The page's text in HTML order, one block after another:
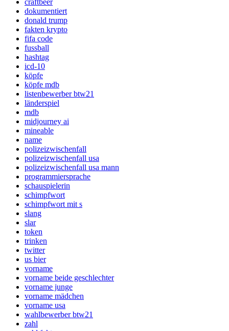
craftbeer
dokumentiert
donald trump
fakten krypto
fifa code
fussball
hashtag
icd-10
köpfe
köpfe mdb
listenbewerber btw21
länderspiel
mdb
midjourney ai
mineable
name
polizeizwischenfall
polizeizwischenfall usa
polizeizwischenfall usa mann
programmiersprache
schauspielerin
schimpfwort
schimpfwort mit s
slang
slar
token
trinken
twitter
us bier
vorname
vorname beide geschlechter
vorname junge
vorname mädchen
vorname usa
wahlbewerber btw21
zahl